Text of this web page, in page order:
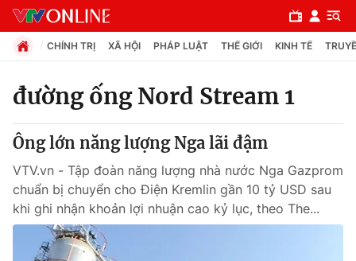
Chuyên mục
Xã hội
Pháp luật
CHÍNH TRỊ XÃ HỘI PHÁP LUẬT THẾ GIỚI KINH TẾ
đường ống Nord Stream 1
Ông lớn năng lượng Nga lãi đậm
VTV.vn - Tập đoàn năng lượng nhà nước Nga Gazprom
chuẩn bị chuyển cho Điện Kremlin gần 10 tỷ USD sau
khi ghi nhận khoản lợi nhuận cao kỷ lục, theo The...